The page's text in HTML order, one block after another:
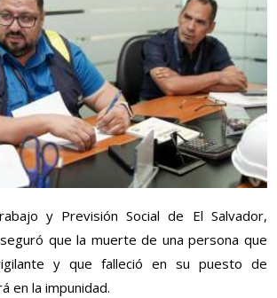
y Previsión Social de El Salvador,
que la muerte de una persona que
y que falleció en su puesto de
en la impunidad.